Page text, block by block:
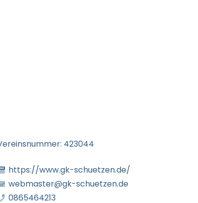
423044
https://www.gk-schuetzen.de/
webmaster@gk-schuetzen.de
0865464213